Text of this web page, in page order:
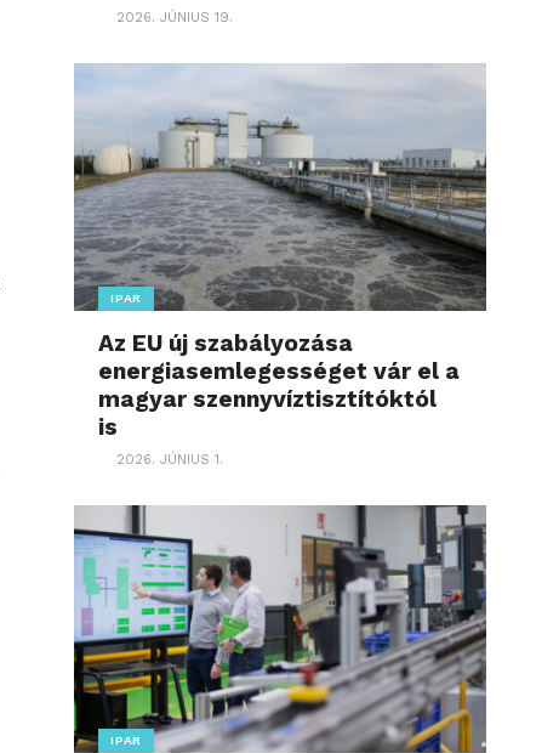
2026. JÚNIUS 19.
IPAR
Az EU új szabályozása
energiasemlegességet vár el a
magyar szennyvíztisztítóktól
is
2026. JÚNIUS 1.
IPAR